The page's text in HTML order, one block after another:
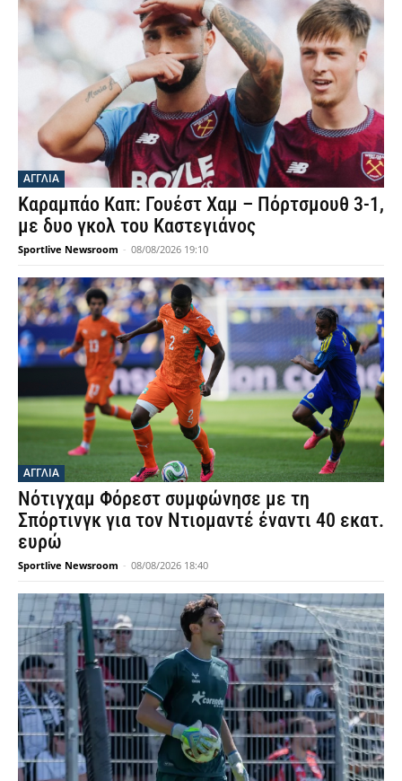
ΑΓΓΛΙΑ
Καραμπάο Καπ: Γουέστ Χαμ – Πόρτσμουθ 3-1,
με δυο γκολ του Καστεγιάνος
Sportlive Newsroom - 08/08/2026 19:10
ΑΓΓΛΙΑ
Νότιγχαμ Φόρεστ συμφώνησε με τη
Σπόρτινγκ για τον Ντιομαντέ έναντι 40 εκατ.
ευρώ
Sportlive Newsroom - 08/08/2026 18:40